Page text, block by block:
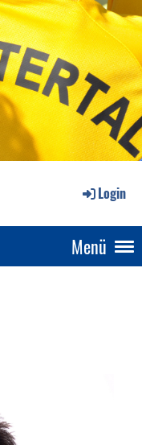
Login
Menü